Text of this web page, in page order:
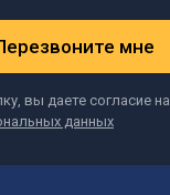
мне
вы даете согласие на
данных